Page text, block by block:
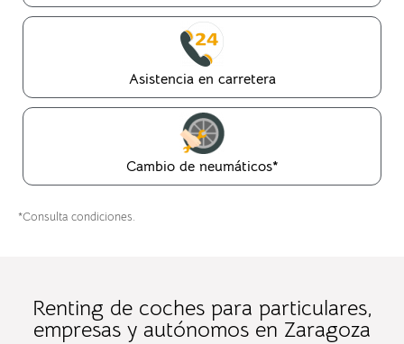
Asistencia en carretera
Cambio de neumáticos*
*Consulta condiciones.
Renting de coches para particulares,
empresas y autónomos en Zaragoza